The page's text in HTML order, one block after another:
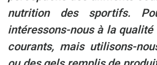
nutrition des sportifs.
intéressons-nous à la
courants, mais utilisons-